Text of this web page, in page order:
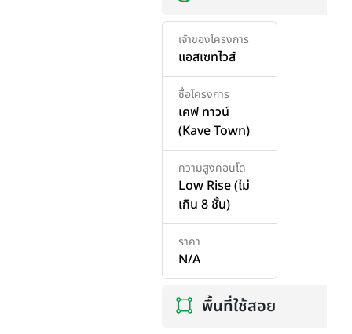
เจ้าของโครงการ
แอสเซทไวส์
ชื่อโครงการ
เคฟ ทาวน์
(Kave Town)
ความสูงคอนโด
Low Rise (ไม่
เกิน 8 ชั้น)
ราคา
N/A
พื้นที่ใช้สอย